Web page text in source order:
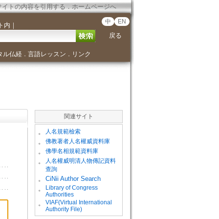
イトの内容を引用する．ホームページへ
内 ｜ 中 EN
戻る
ル仏経． 言語レッスン ． リンク
関連サイト
。 人名規範檢索
。 佛教著者人名權威資料庫
。 佛學名相規範資料庫
。
人名權威明清人物傳記資料
查詢
。
CiNii Author Search
。
Library of Congress
Authorities
。
VIAF(Virtual International
Authority File)